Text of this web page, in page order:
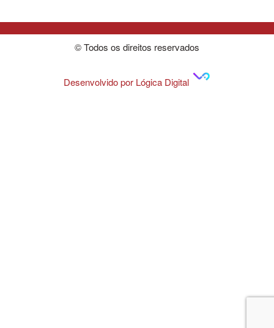
© Todos os direitos reservados
Desenvolvido por Lógica Digital